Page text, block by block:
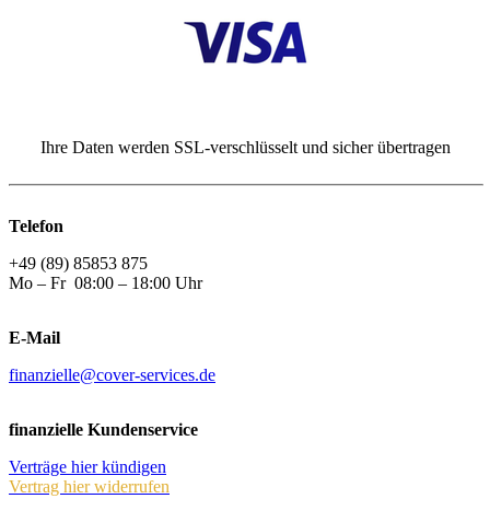
Ihre Daten werden SSL-verschlüsselt und sicher übertragen
Telefon
+49 (89) 85853 875
Mo – Fr 08:00 – 18:00 Uhr
E-Mail
finanzielle@cover-services.de
finanzielle Kundenservice
Verträge hier kündigen
Vertrag hier widerrufen